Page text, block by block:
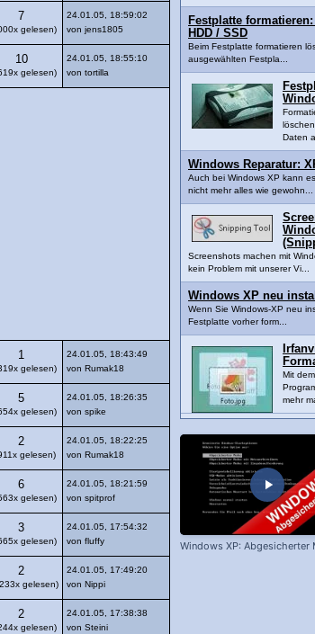
7
gelesen)
24.01.05, 18:59:02
von jens1805
10
gelesen)
24.01.05, 18:55:10
von tortilla
1
gelesen)
24.01.05, 18:43:49
von Rumak18
5
gelesen)
24.01.05, 18:26:35
von spike
2
gelesen)
24.01.05, 18:22:25
von Rumak18
6
gelesen)
24.01.05, 18:21:59
von spitprof
3
gelesen)
24.01.05, 17:54:32
von fluffy
2
gelesen)
24.01.05, 17:49:20
von Nippi
2
gelesen)
24.01.05, 17:38:38
von Steini
Festplatte
HDD / SSD
Beim Festplatte formatieren
ausgewählten Festpla...
Daten
Windows Reparatur:
Auch bei Windows XP kann
nicht mehr alles wie gewohn...
Screenshots machen mit
kein Problem mit unserer Vi...
Windows XP neu
Wenn Sie Windows-XP neu
Festplatte vorher form...
Mit
mehr
Windows XP: Abgesicherter